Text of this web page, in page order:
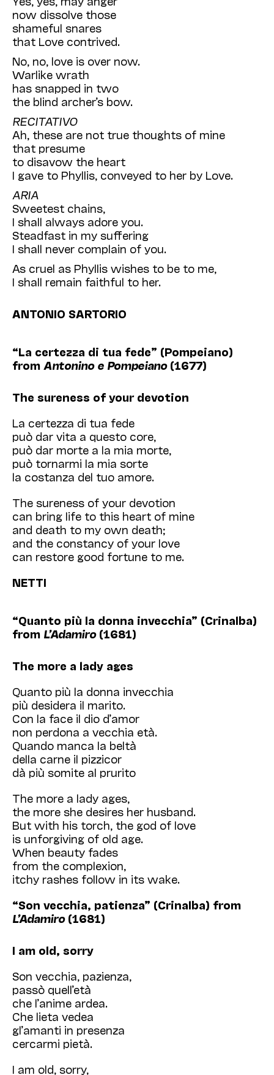
now dissolve those
shameful snares
that Love contrived.
No, no, love is over now.
Warlike wrath
has snapped in two
the blind archer’s bow.
RECITATIVO
Ah, these are not true thoughts of mine
that presume
to disavow the heart
I gave to Phyllis, conveyed to her by Love.
ARIA
Sweetest chains,
I shall always adore you.
Steadfast in my suffering
I shall never complain of you.
As cruel as Phyllis wishes to be to me,
I shall remain faithful to her.
ANTONIO SARTORIO
“La certezza di tua fede” (Pompeiano)
from Antonino e Pompeiano (1677)
The sureness of your devotion
La certezza di tua fede
può dar vita a questo core,
può dar morte a la mia morte,
può tornarmi la mia sorte
la costanza del tuo amore.
The sureness of your devotion
can bring life to this heart of mine
and death to my own death;
and the constancy of your love
can restore good fortune to me.
NETTI
“Quanto più la donna invecchia” (Crinalba)
from L’Adamiro(1681)
The more a lady ages
Quanto più la donna invecchia
più desidera il marito.
Con la face il dio d’amor
non perdona a vecchia età.
Quando manca la beltà
della carne il pizzicor
dà più somite al prurito
The more a lady ages,
the more she desires her husband.
But with his torch, the god of love
is unforgiving of old age.
When beauty fades
from the complexion,
itchy rashes follow in its wake.
“Son vecchia, patienza” (Crinalba) from
L’Adamiro(1681)
I am old, sorry
Son vecchia, pazienza,
passò quell’età
che l’anime ardea.
Che lieta vedea
gl’amanti in presenza
cercarmi pietà.
I am old, sorry,